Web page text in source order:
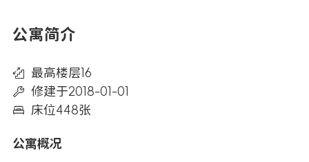
公寓简介
最高楼层16
修建于2018-01-01
床位448张
公寓概况